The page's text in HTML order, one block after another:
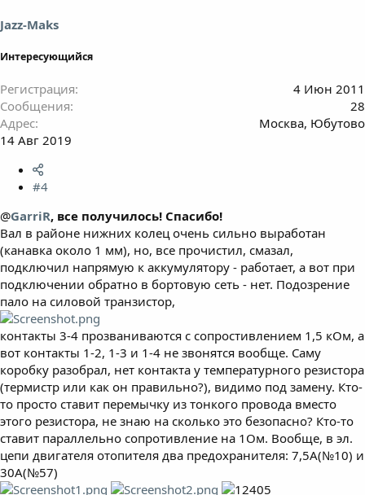
Jazz-Maks
Интересующийся
Регистрация
4 Июн 2011
Сообщения
28
Адрес
Москва, Юбутово
14 Авг 2019
#4
@GarriR, все получилось! Спасибо!
Вал в районе нижних колец очень сильно выработан
(канавка около 1 мм), но, все прочистил, смазал,
подключил напрямую к аккумулятору - работает, а вот при
подключении обратно в бортовую сеть - нет. Подозрение
пало на силовой транзистор,
контакты 3-4 прозваниваются с сопростивлением 1,5 кОм, а
вот контакты 1-2, 1-3 и 1-4 не звонятся вообще. Саму
коробку разобрал, нет контакта у температурного резистора
(термистр или как он правильно?), видимо под замену. Кто-
то просто ставит перемычку из тонкого провода вместо
этого резистора, не знаю на сколько это безопасно? Кто-то
ставит параллельно сопротивление на 1Ом. Вообще, в эл.
цепи двигателя отопителя два предохранителя: 7,5А(№10) и
30А(№57)